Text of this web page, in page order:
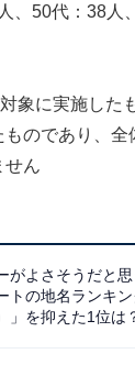
、50代：38人
象に実施した
のであり、全
せん
がよさそうだと
トの地名ランキ
」を抑えた1位は